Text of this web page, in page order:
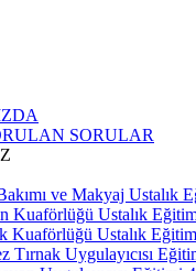
SORULAR
ve Makyaj Ustalık
Kuaförlüğü Ustalık
Kuaförlüğü Ustalık
Tırnak Uygulayıcısı